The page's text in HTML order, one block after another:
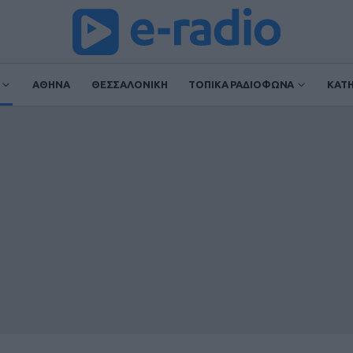
ΑΘΗΝΑ ΘΕΣΣΑΛΟΝΙΚΗ ΤΟΠΙΚΑ ΡΑΔΙΟΦΩΝΑ